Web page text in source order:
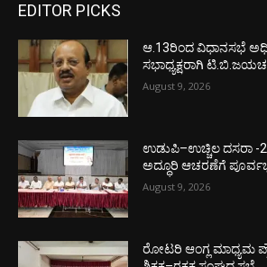
EDITOR PICKS
ಆ.13ರಿಂದ ವಿಧಾನಸಭೆ
ಸಭಾಧ್ಯಕ್ಷರಾಗಿ
August 9, 2026
ಉಡುಪಿ–ಉಚ್ಚಿಲ ದಸರಾ
ಅದ್ಧೂರಿ ಆಚರಣೆಗೆ
August 9, 2026
ರೋಟರಿ ಆಂಗ್ಲ ಮಾಧ್ಯಮ